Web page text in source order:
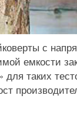
с
емкости
для таких